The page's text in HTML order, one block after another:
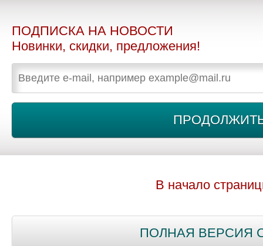
ПОДПИСКА НА НОВОСТИ
Новинки, скидки, предложения!
В начало
ПОЛНАЯ ВЕРСИЯ